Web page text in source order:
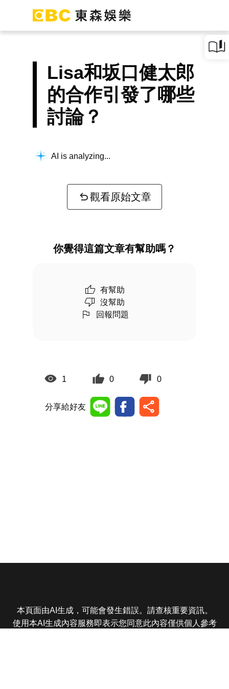
Lisa和坂口健太郎
的合作引發了哪些
討論？
AI is analyzing...
觀看原始文章
你覺得這篇文章有幫助嗎？
有幫助
沒幫助
回報問題
1 0 0
分享給好友
本頁面由AI生成，可能會發生錯誤。請查核重要資訊。
使用本AI生成內容服務即表示您同意此內容僅供個人參考